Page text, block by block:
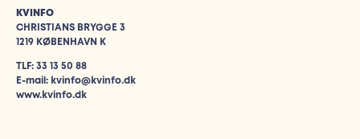
KVINFO
CHRISTIANS BRYGGE 3
1219 KØBENHAVN K
TLF: 33 13 50 88
E-mail: kvinfo@kvinfo.dk
www.kvinfo.dk